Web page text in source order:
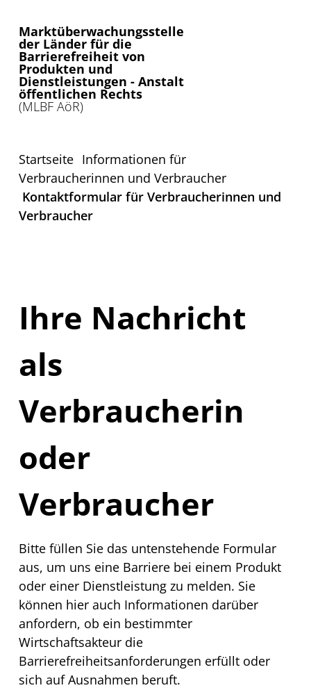
Marktüberwachungsstelle
der Länder für die
Barrierefreiheit von
Produkten und
Dienstleistungen - Anstalt
öffentlichen Rechts
(MLBF AöR)
Startseite Informationen für
Verbraucherinnen und Verbraucher
Kontaktformular für Verbraucherinnen und
Verbraucher
Ihre Nachricht
als
Verbraucherin
oder
Verbraucher
Bitte füllen Sie das untenstehende Formular
aus, um uns eine Barriere bei einem Produkt
oder einer Dienstleistung zu melden. Sie
können hier auch Informationen darüber
anfordern, ob ein bestimmter
Wirtschaftsakteur die
Barrierefreiheitsanforderungen erfüllt oder
sich auf Ausnahmen beruft.